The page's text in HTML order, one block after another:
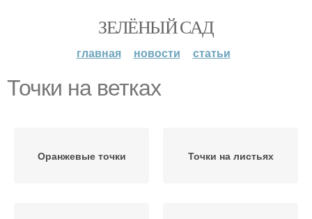
ЗЕЛЁНЫЙ САД
главная новости статьи
Точки на ветках
Оранжевые точки Точки на листьях